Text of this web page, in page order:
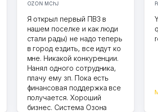
OZON MChJ
Я открыл первый ПВЗ в
нашем поселке и как люди
стали рады) не надо теперь
в город ездить, все идут ко
мне. Никакой конкуренции.
Нанял одного сотрудника,
плачу ему зп. Пока есть
финансовая поддержка все
получается. Хороший
бизнес. Система Озона